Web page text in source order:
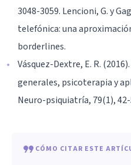
3048-3059. Lencioni, G. y
telefónica: una
borderlines.
Vásquez-Dextre, E. R.
generales, psicoterapia y
Neuro-psiquiatría, 79(1),
CÓMO CITAR ESTE